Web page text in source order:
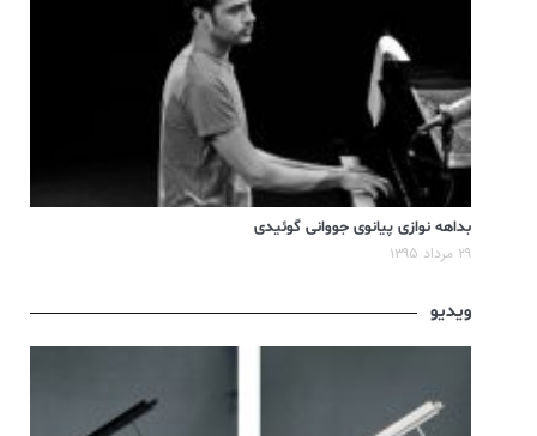
بداهه نوازی پیانوی جووانی گوئیدی
۲۹ مرداد ۱۳۹۵
ویدیو